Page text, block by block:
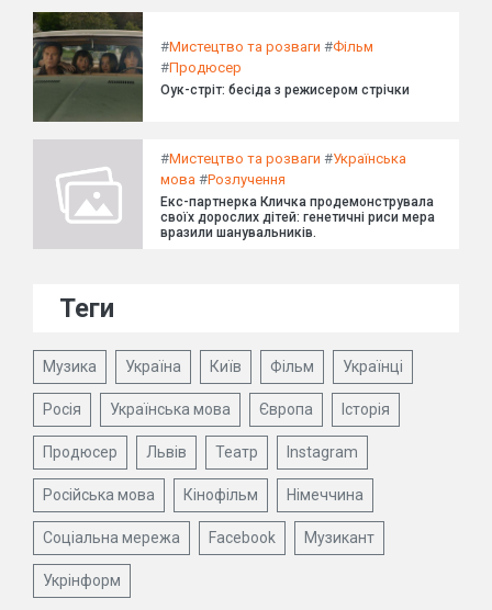
#Мистецтво та розваги #Фільм
#Продюсер
Оук-стріт: бесіда з режисером стрічки
#Мистецтво та розваги #Українська
мова #Розлучення
Екс-партнерка Кличка продемонструвала
своїх дорослих дітей: генетичні риси мера
вразили шанувальників.
Теги
Музика Україна Київ Фільм Українці
Росія Українська мова Європа Історія
Продюсер Львів Театр Instagram
Російська мова Кінофільм Німеччина
Соціальна мережа Facebook Музикант
Укрінформ